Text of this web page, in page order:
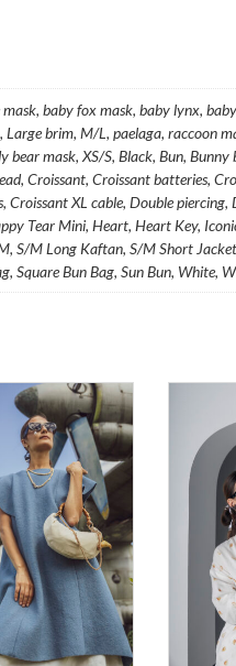
mask, baby fox mask, baby lynx,
Large brim, M/L, paelaga, raccoon
bear mask, XS/S, Black, Bun,
Croissant, Croissant batteries,
Croissant XL cable, Double
Tear Mini, Heart, Heart Key,
S/M Long Kaftan, S/M Short
Square Bun Bag, Sun Bun, White,